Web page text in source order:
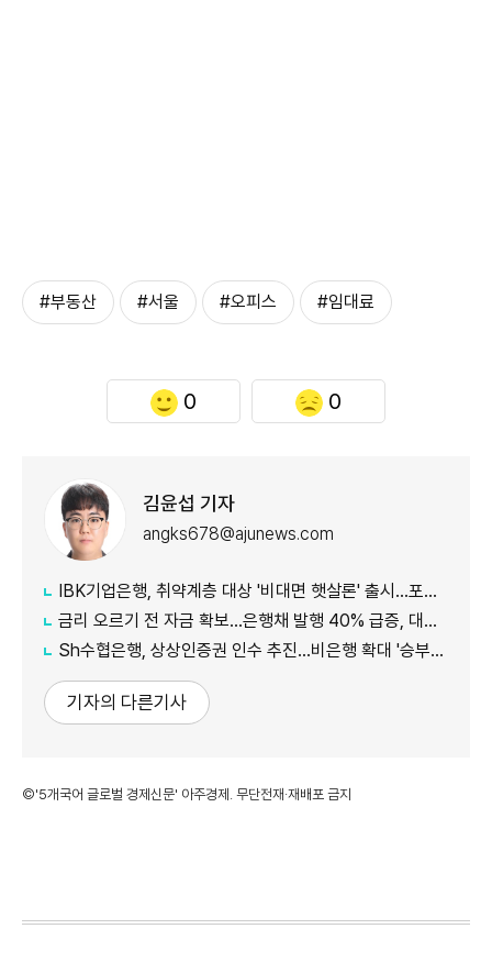
#부동산 #서울 #오피스 #임대료
0 0
김윤섭 기자
angks678@ajunews.com
IBK기업은행, 취약계층 대상 '비대면 햇살론' 출시…포용금융 확대
금리 오르기 전 자금 확보…은행채 발행 40% 급증, 대출금리도 '들썩'
Sh수협은행, 상상인증권 인수 추진…비은행 확대 '승부수'
기자의 다른기사
©'5개국어 글로벌 경제신문' 아주경제. 무단전재·재배포 금지